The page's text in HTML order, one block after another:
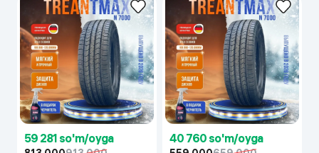
59 281 so'm/oyga 40 760 so'm/oyga